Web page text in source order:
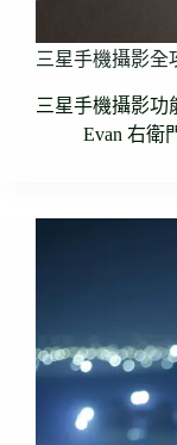
三星手機攝影全
三星手機攝影
Evan 右衛